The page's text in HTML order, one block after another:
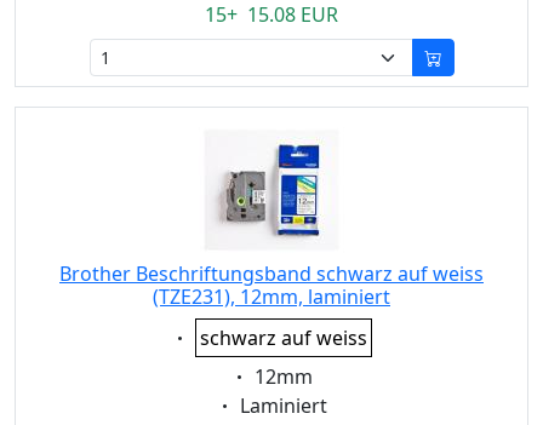
15+ 15.08 EUR
Brother Beschriftungsband schwarz auf weiss
(TZE231), 12mm, laminiert
Eigenschaft:
schwarz auf weiss
Eigenschaft:
12mm
Eigenschaft:
Laminiert